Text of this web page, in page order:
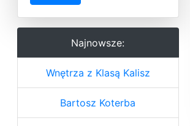
Najnowsze:
Wnętrza z Klasą Kalisz
Bartosz Koterba